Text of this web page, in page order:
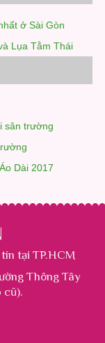
ở Sài Gòn
Lụa Tằm Thái
sân trường
Dài 2017
tại TP.HCM
Thông Tây
cũ).